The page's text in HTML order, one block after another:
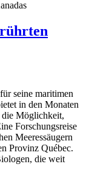
seine maritimen
in den Monaten
die Möglichkeit,
Forschungsreise
Meeressäugern
Provinz Québec.
die weit